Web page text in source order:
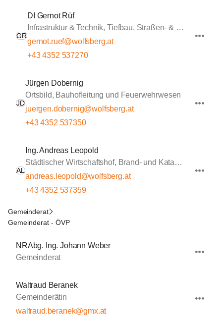
GR
DI Gernot Rüf
Infrastruktur & Technik, Tiefbau, Straßen- & Wasserbau
gernot.ruef@wolfsberg.at
+43 4352 537270
JD
Jürgen Dobernig
Ortsbild, Bauhofleitung und Feuerwehrwesen
juergen.dobernig@wolfsberg.at
+43 4352 537350
AL
Ing. Andreas Leopold
Städtischer Wirtschaftshof, Brand- und Katastrophenschutz, Sportstätten
andreas.leopold@wolfsberg.at
+43 4352 537359
Gemeinderat
Gemeinderat - ÖVP
NRAbg. Ing. Johann Weber
Gemeinderat
Waltraud Beranek
Gemeinderätin
waltraud.beranek@gmx.at